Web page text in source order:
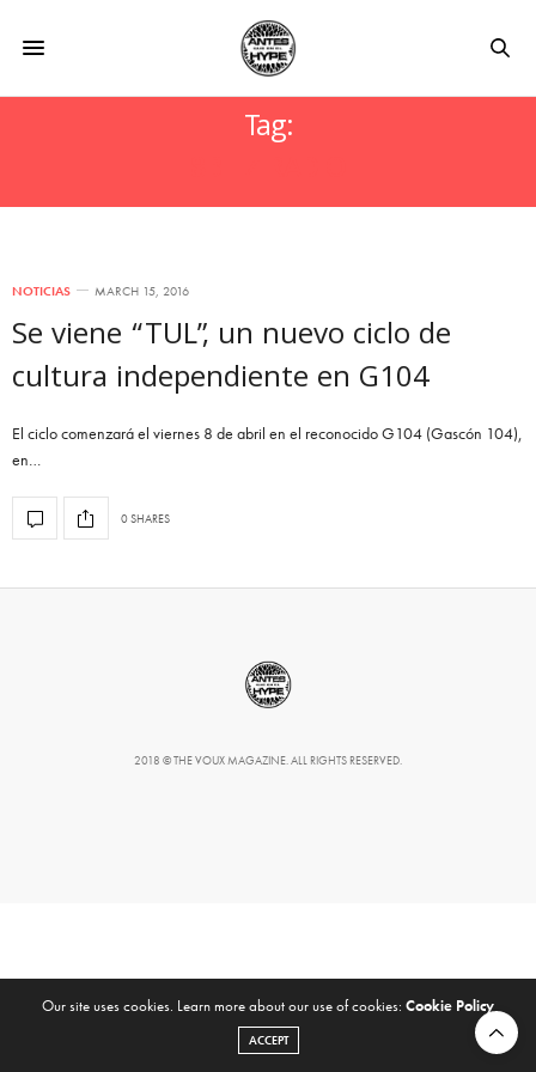
Tag:
NOTICIAS MARCH 15, 2016
Se viene “TUL”, un nuevo ciclo de
cultura independiente en G104
El ciclo comenzará el viernes 8 de abril en el reconocido G104 (Gascón 104),
en…
0 SHARES
2018 © THE VOUX MAGAZINE. ALL RIGHTS RESERVED.
Our site uses cookies. Learn more about our use of cookies: Cookie Policy
ACCEPT